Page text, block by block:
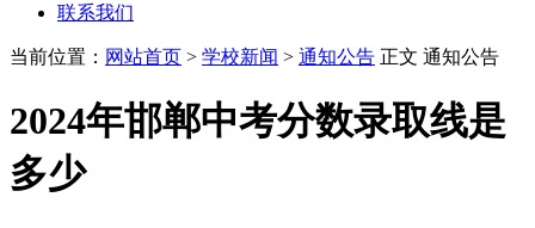
联系我们
当前位置： 网站首页 > 学校新闻 > 通知公告 正文 通知公告
2024年邯郸中考分数录取线是
多少